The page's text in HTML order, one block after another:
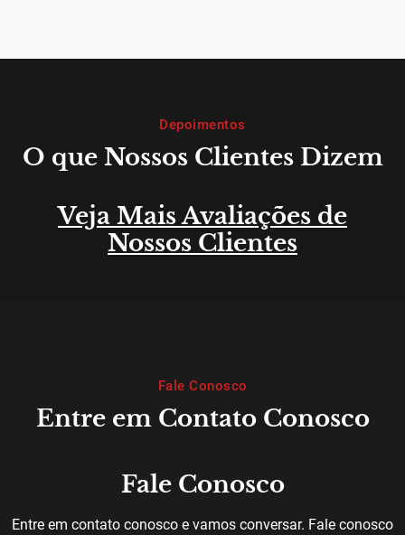
Depoimentos
O que Nossos Clientes Dizem
Veja Mais Avaliações de
Nossos Clientes
Fale Conosco
Entre em Contato Conosco
Fale Conosco
Entre em contato conosco e vamos conversar. Fale conosco